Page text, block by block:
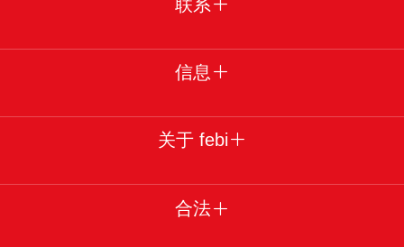
联系
信息
关于 febi
合法